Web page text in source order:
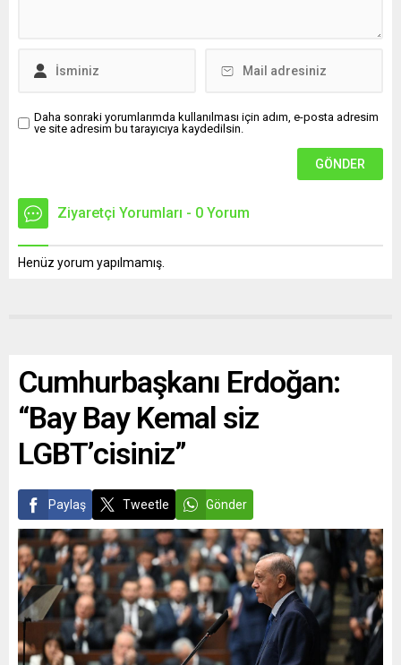
Daha sonraki yorumlarımda kullanılması için adım, e-posta adresim
ve site adresim bu tarayıcıya kaydedilsin.
Ziyaretçi Yorumları - 0 Yorum
Henüz yorum yapılmamış.
Cumhurbaşkanı Erdoğan:
“Bay Bay Kemal siz
LGBT’cisiniz”
Paylaş Tweetle Gönder